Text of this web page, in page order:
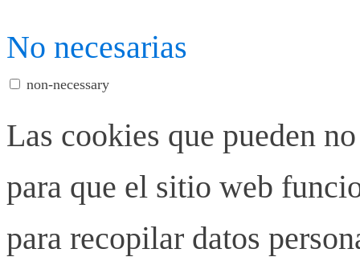
No necesarias
non-necessary
Las cookies que pueden
para que el sitio web
para recopilar datos